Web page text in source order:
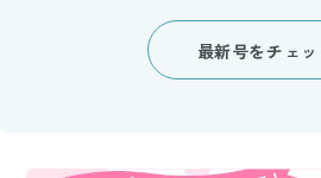
最新号をチェッ